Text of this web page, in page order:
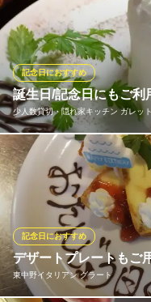
東京都中野区中野5-65-6 山和
イン、スイーツなど、飲
選べるスタンスで！お客
いただけたらと思います☆
アティックルーム中野
欧風ダイニングバル
ＪＲ中央線中野駅 徒歩1
東京都中野区中野5-63-1 サン
誕生日/記念日にもご利
少人数貸切・隠れ家キッチン ガレッ
記念日におすすめ
【誕生日/記念日専用】人
品！120分飲み放題+なん
(※4名様～＆ｹｰｷは手作りの
少人数貸切・隠れ家
中野隠れ家的ダイニング
ＪＲ中野駅北口 徒歩3分
東京都中野区中野5-56-14 岡田
デザートプレートもご
東中野イタリアン グラート
記念日におすすめ